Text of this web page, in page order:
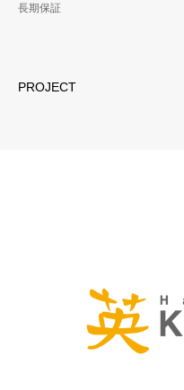
長期保証
PROJECT